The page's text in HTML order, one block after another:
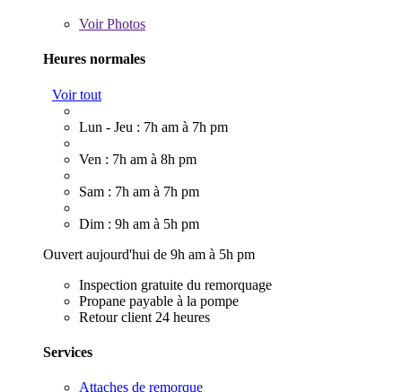
VoirPhotos
Heures normales
Voir tout
Lun - Jeu : 7h am à 7h pm
Ven : 7h am à 8h pm
Sam : 7h am à 7h pm
Dim : 9h am à 5h pm
Ouvert aujourd'hui de 9h am à 5h pm
Inspection gratuite du remorquage
Propane payable à la pompe
Retour client 24 heures
Services
Attaches de remorque